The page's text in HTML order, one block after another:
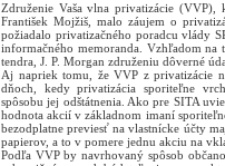
Združenie Vaša vlna privatizácie (VVP),
František Mojžiš, malo záujem o
požiadalo privatizačného poradcu vlády
informačného memoranda. Vzhľadom
tendra, J. P. Morgan združeniu dôverné
Aj napriek tomu, že VVP z privatizácie
dňoch, kedy privatizácia sporiteľne
spôsobu jej odštátnenia. Ako pre SITA
hodnota akcií v základnom imaní
bezodplatne previesť na vlastnícke účty
papierov, a to v pomere jednu akciu na
Podľa VVP by navrhovaný spôsob